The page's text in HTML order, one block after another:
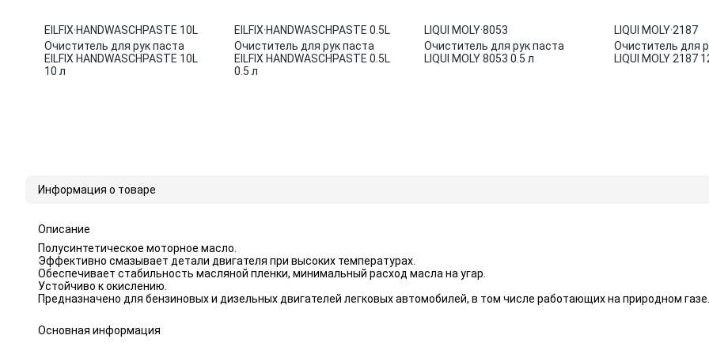
EILFIX·HANDWASCHPASTE 10L
Очиститель для рук паста
EILFIX HANDWASCHPASTE 10L
10 л
EILFIX·HANDWASCHPASTE 0.5L
Очиститель для рук паста
EILFIX HANDWASCHPASTE 0.5L
0.5 л
LIQUI MOLY·8053
Очиститель для рук паста
LIQUI MOLY 8053 0.5 л
LIQUI MOLY·2187
Очиститель для
LIQUI MOLY 2187
Информация о товаре
Описание
Полусинтетическое моторное масло.
Эффективно смазывает детали двигателя при высоких температурах.
Обеспечивает стабильность масляной пленки, минимальный расход масла на угар.
Устойчиво к окислению.
Предназначено для бензиновых и дизельных двигателей легковых автомобилей, в том числе работающих на природном газе.
Основная информация